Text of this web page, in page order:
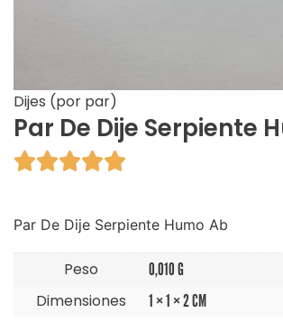
Dijes (por par)
Par De Dije Serpiente

Par De Dije Serpiente Humo Ab
Peso 0,010 G
Dimensiones 1 × 1 × 2 CM